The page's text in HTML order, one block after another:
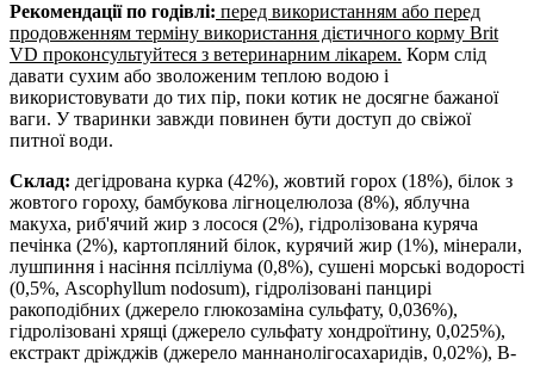
Рекомендації по годівлі: перед використанням або перед
продовженням терміну використання дієтичного корму Brit
VD проконсультуйтеся з ветеринарним лікарем. Корм слід
давати сухим або зволоженим теплою водою і
використовувати до тих пір, поки котик не досягне бажаної
ваги. У тваринки завжди повинен бути доступ до свіжої
питної води.
Склад: дегідрована курка (42%), жовтий горох (18%), білок з
жовтого гороху, бамбукова лігноцелюлоза (8%), яблучна
макуха, риб'ячий жир з лосося (2%), гідролізована куряча
печінка (2%), картопляний білок, курячий жир (1%), мінерали,
лушпиння і насіння псілліума (0,8%), сушені морські водорості
(0,5%, Ascophyllum nodosum), гідролізовані панцирі
ракоподібних (джерело глюкозаміна сульфату, 0,036%),
гідролізовані хрящі (джерело сульфату хондроїтину, 0,025%),
екстракт дріжджів (джерело маннанолігосахаридів, 0,02%), B-